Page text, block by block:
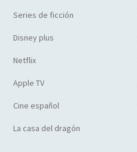
Series de ficción
Disney plus
Netflix
Apple TV
Cine español
La casa del dragón